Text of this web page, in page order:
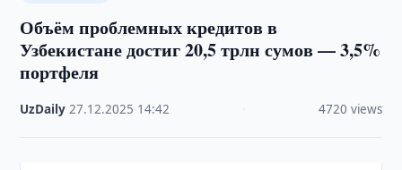
Объём проблемных кредитов в
Узбекистане достиг 20,5 трлн сумов — 3,5%
портфеля
UzDaily ·27.12.2025 14:42 4720 views